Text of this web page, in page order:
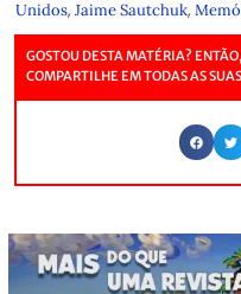
Unidos, Jaime Sautchuk,
GOSTOU DESTA MATÉRIA?
COMPARTILHE EM TODAS AS